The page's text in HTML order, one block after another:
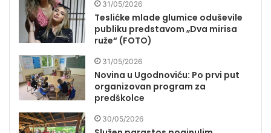
31/05/2026
Teslićke mlade glumice oduševile
publiku predstavom „Dva mirisa
ruže“ (FOTO)
31/05/2026
Novina u Ugodnoviću: Po prvi put
organizovan program za
predškolce
30/05/2026